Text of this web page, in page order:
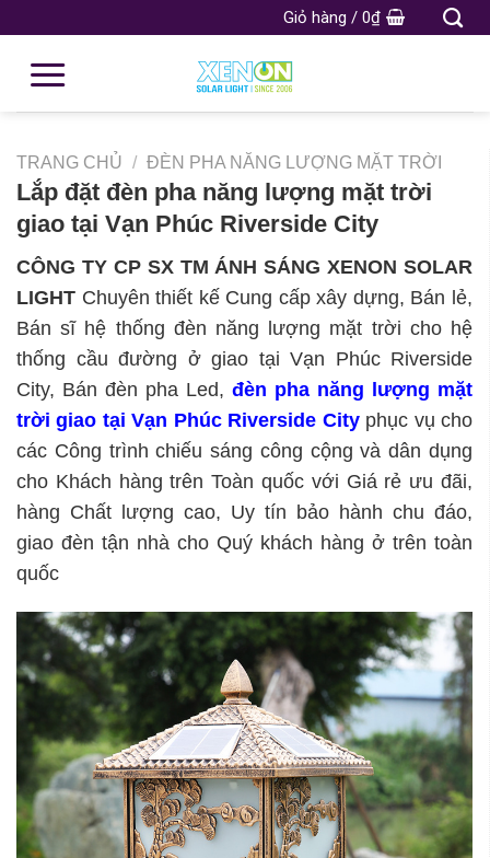
Giỏ hàng / 0₫
TRANG CHỦ / ĐÈN PHA NĂNG LƯỢNG MẶT TRỜI
Lắp đặt đèn pha năng lượng mặt trời
giao tại Vạn Phúc Riverside City
CÔNG TY CP SX TM ÁNH SÁNG XENON SOLAR
LIGHT Chuyên thiết kế Cung cấp xây dựng, Bán lẻ,
Bán sĩ hệ thống đèn năng lượng mặt trời cho hệ
thống cầu đường ở giao tại Vạn Phúc Riverside
City, Bán đèn pha Led, đèn pha năng lượng mặt
trời giao tại Vạn Phúc Riverside Cityphục vụ cho
các Công trình chiếu sáng công cộng và dân dụng
cho Khách hàng trên Toàn quốc với Giá rẻ ưu đãi,
hàng Chất lượng cao, Uy tín bảo hành chu đáo,
giao đèn tận nhà cho Quý khách hàng ở trên toàn
quốc